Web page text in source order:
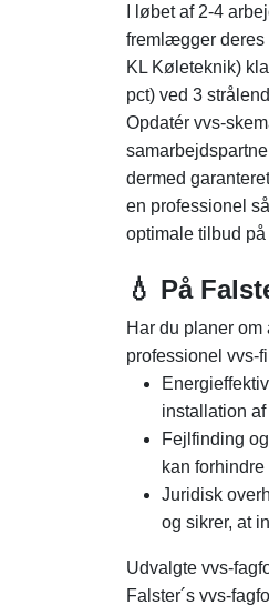
I løbet af 2-4
fremlægger deres
KL Køleteknik)
pct) ved 3
Opdatér vvs-
dermed
en professionel
optimale tilbud
💧 På
Har du planer
professionel vvs-
installation
Fejlfinding
kan
Juridisk
og sikrer, at
Udvalgte vvs-
Falster´s vvs-